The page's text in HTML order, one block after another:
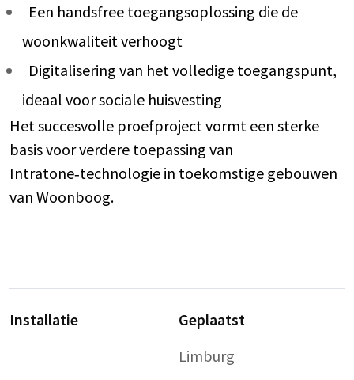
Een handsfree toegangsoplossing die de
woonkwaliteit verhoogt
Digitalisering van het volledige toegangspunt,
ideaal voor sociale huisvesting
Het succesvolle proefproject vormt een sterke
basis voor verdere toepassing van
Intratone‑technologie in toekomstige gebouwen
van Woonboog.
Installatie
Geplaatst
Limburg